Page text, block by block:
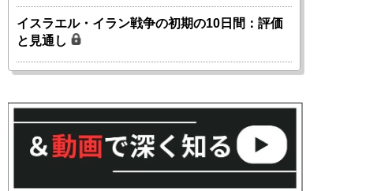
イスラエル・イラン戦争の初期の10日間：評価
と見通し